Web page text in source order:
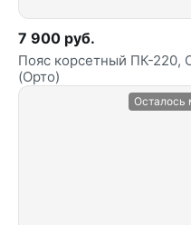
7 900 руб.
Пояс корсетный ПК-220,
(Орто)
Осталось